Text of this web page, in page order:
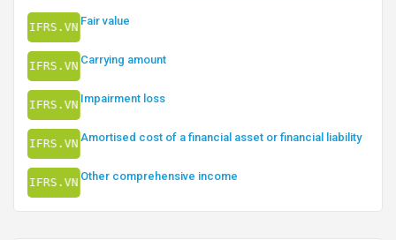
Fair value
Carrying amount
Impairment loss
Amortised cost of a financial asset or financial liability
Other comprehensive income